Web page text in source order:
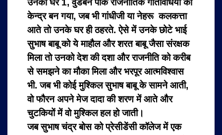
उनका घर 1, वुडबर्न पार्क राजनीतिक गतिविधियों का
केन्द्र बन गया, जब भी गांधीजी या नेहरू कलकत्ता
आते तो उनके घर ही ठहरते. ऐसे में उनके छोटे भाई
सुभाष बाबू को ये माहौल और शरत बाबू जैसा संरक्षक
मिला तो उनको देश की दशा और राजनीति को करीब
से समझने का मौका मिला और भरपूर आत्मविश्वास
भी. जब भी कोई मुश्किल सुभाष बाबू के सामने आती,
वो फौरन अपने मेज दादा की शरण में आते और
चुटकियों में वो मुश्किल हल हो जाती।
जब सुभाष चंद्र बोस को प्रेसीडेंसी कॉलेज में एक